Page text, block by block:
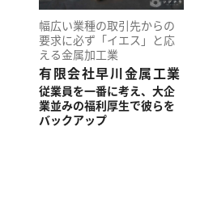
幅広い業種の取引先からの
要求に必ず「イエス」と応
える金属加工業
有限会社早川金属工業
従業員を一番に考え、 大企
業並みの福利厚生で彼らを
バックアップ